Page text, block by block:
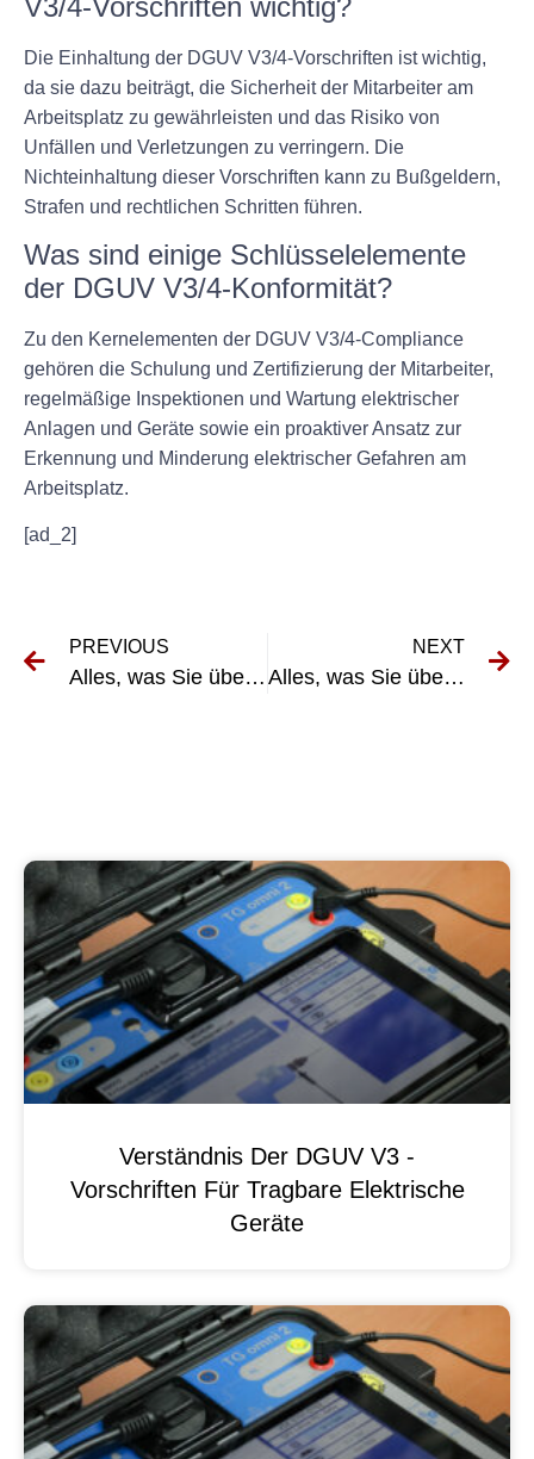
Die Einhaltung der DGUV V3/4-Vorschriften ist wichtig,
da sie dazu beiträgt, die Sicherheit der Mitarbeiter am
Arbeitsplatz zu gewährleisten und das Risiko von
Unfällen und Verletzungen zu verringern. Die
Nichteinhaltung dieser Vorschriften kann zu Bußgeldern,
Strafen und rechtlichen Schritten führen.
Was sind einige Schlüsselelemente
der DGUV V3/4-Konformität?
Zu den Kernelementen der DGUV V3/4-Compliance
gehören die Schulung und Zertifizierung der Mitarbeiter,
regelmäßige Inspektionen und Wartung elektrischer
Anlagen und Geräte sowie ein proaktiver Ansatz zur
Erkennung und Minderung elektrischer Gefahren am
Arbeitsplatz.
[ad_2]
PREVIOUS
Alles, was Sie über die UVV-Prüfung Seilwinde wissen müssen
NEXT
Alles, was Sie über die UVV-Prüfung für Traktoren wissen müssen
Verständnis Der DGUV V3 -
Vorschriften Für Tragbare Elektrische
Geräte